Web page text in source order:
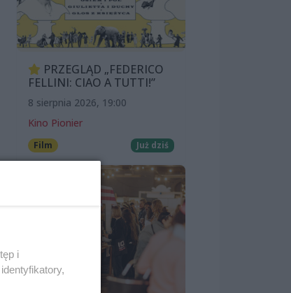
PRZEGLĄD „FEDERICO
FELLINI: CIAO A TUTTI!”
8 sierpnia 2026, 19:00
Kino Pionier
Film Już dziś
i